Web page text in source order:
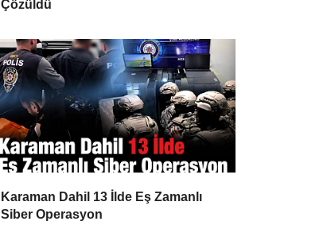
Çözüldü
Karaman Dahil 13 İlde Eş Zamanlı
Siber Operasyon